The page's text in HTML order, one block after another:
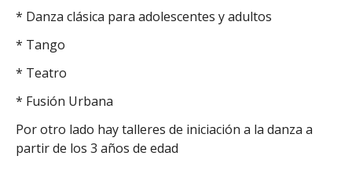
* Danza clásica para adolescentes y adultos
* Tango
* Teatro
* Fusión Urbana
Por otro lado hay talleres de iniciación a la danza a
partir de los 3 años de edad